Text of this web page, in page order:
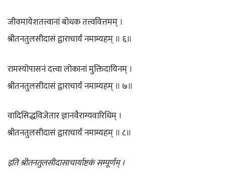
जीवमायेशतत्त्वानां बोधक तत्त्ववित्तमम् ।
श्रीतनतुलसीदासं द्वाराचार्यं नमाम्यहम् ॥ ६॥
रामस्योपासनं दत्त्वा लोकानां मुक्तिदायिनम् ।
श्रीतनतुलसीदासं द्वाराचार्यं नमाम्यहम् ॥ ७॥
वादिसिद्धविजेतार ज्ञानवैराग्यवारिधिम् ।
श्रीतनतुलसीदासं द्वाराचार्यं नमाम्यहम् ॥ ८॥
इति श्रीतनतुलसीदासाचार्याष्टकं सम्पूर्णम् ।